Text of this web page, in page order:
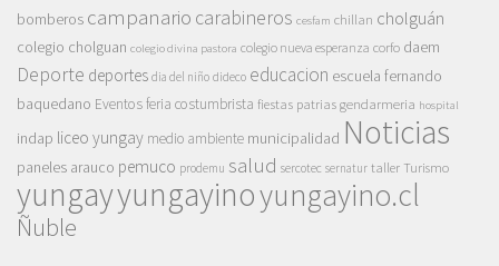
bomberos campanario carabineros cesfam chillan cholguán
colegio cholguan colegio divina pastora colegio nueva esperanza corfo daem
Deporte deportes dia del niño dideco educacion escuela fernando
baquedano Eventosferia costumbrista fiestas patrias gendarmeria hospital
indap liceo yungay medio ambiente municipalidad Noticias
paneles arauco pemuco prodemu salud sercotec sernatur taller Turismo
yungayyungayinoyungayino.cl
Ñuble